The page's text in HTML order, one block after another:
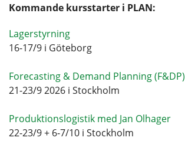
Kommande kursstarter i PLAN:
Lagerstyrning
16-17/9 i Göteborg
Forecasting & Demand Planning (F&DP)
21-23/9 2026 i Stockholm
Produktionslogistik med Jan Olhager
22-23/9 + 6-7/10 i Stockholm